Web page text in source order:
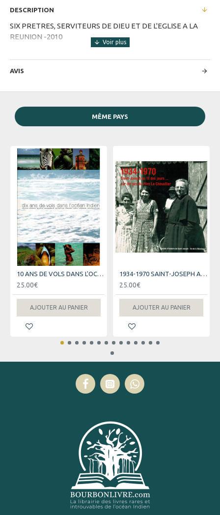
DESCRIPTION
SIX PRETRES, SERVITEURS DE DIEU ET DE L'EGLISE A LA
REUNION -2010
AVIS
MÊME PAYS
10 ANS DE VOLS DANS L'OCEAN INDIEN - AIR AUSTRAL
25.00€
AJOUTER AU PANIER
1934-1970 SAINT-JOSEPH AU FIL DES JOURS
25.00€
AJOUTER AU PANIER